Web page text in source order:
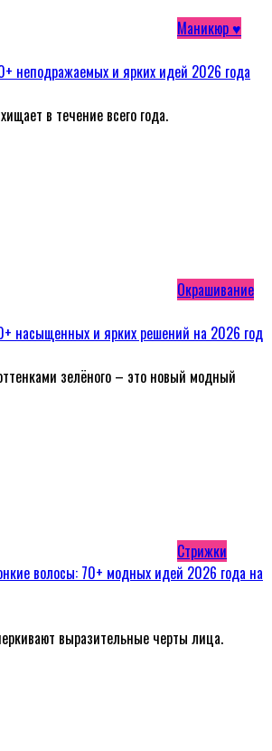
Маникюр ♥
неподражаемых и ярких идей 2026 года
в течение всего года.
Окрашивание
насыщенных и ярких решений на 2026 год
зелёного – это новый модный
Стрижки
волосы: 70+ модных идей 2026 года на
выразительные черты лица.